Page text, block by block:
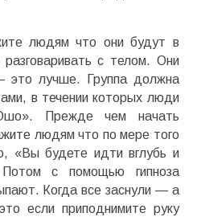
людям что они будут в
с телом. Они
это лучше. Группа должна
в течении которых люди
Прежде чем начать
людям что по мере того
«Вы будете идти вглубь и
с помощью гипноза
Когда все заснули — а
если приподнимите руку